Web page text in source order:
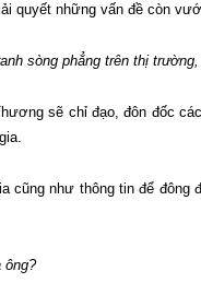
quyết những vấn đề còn
sòng phẳng trên thị
sẽ chỉ đạo, đôn đốc
cũng như thông tin để đông
ông?